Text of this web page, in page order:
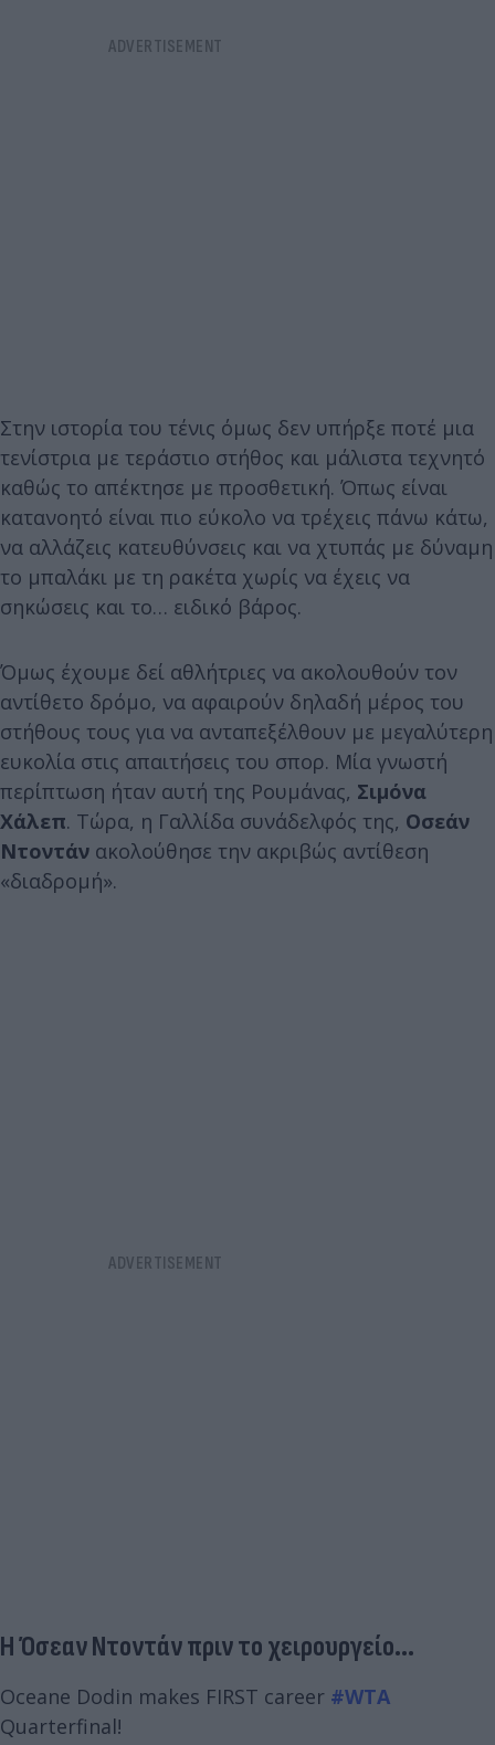
Στην ιστορία του τένις όμως δεν υπήρξε ποτέ μια
τενίστρια με τεράστιο στήθος και μάλιστα τεχνητό
καθώς το απέκτησε με προσθετική. Όπως είναι
κατανοητό είναι πιο εύκολο να τρέχεις πάνω κάτω,
να αλλάζεις κατευθύνσεις και να χτυπάς με δύναμη
το μπαλάκι με τη ρακέτα χωρίς να έχεις να
σηκώσεις και το… ειδικό βάρος.
Όμως έχουμε δεί αθλήτριες να ακολουθούν τον
αντίθετο δρόμο, να αφαιρούν δηλαδή μέρος του
στήθους τους για να ανταπεξέλθουν με μεγαλύτερη
ευκολία στις απαιτήσεις του σπορ. Μία γνωστή
περίπτωση ήταν αυτή της Ρουμάνας, Σιμόνα
Χάλεπ. Τώρα, η Γαλλίδα συνάδελφός της, Οσεάν
Ντοντάν ακολούθησε την ακριβώς αντίθεση
«διαδρομή».
H Όσεαν Ντοντάν πριν το χειρουργείο...
Oceane Dodin makes FIRST career #WTA
Quarterfinal!